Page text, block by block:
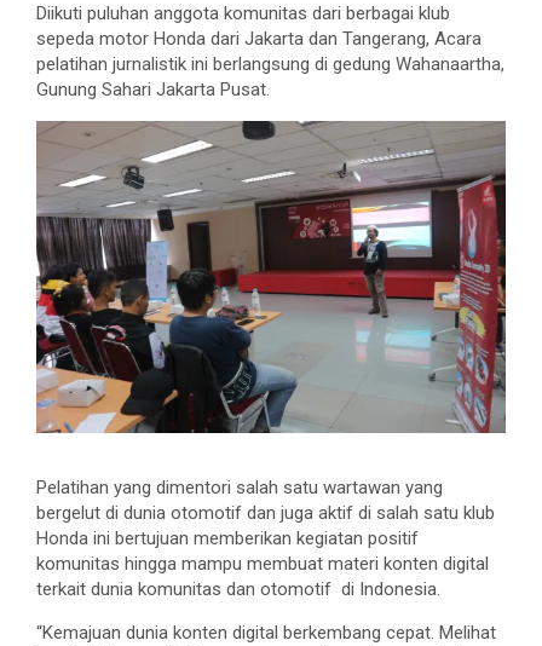
Diikuti puluhan anggota komunitas dari berbagai klub
sepeda motor Honda dari Jakarta dan Tangerang, Acara
pelatihan jurnalistik ini berlangsung di gedung Wahanaartha,
Gunung Sahari Jakarta Pusat.
Pelatihan yang dimentori salah satu wartawan yang
bergelut di dunia otomotif dan juga aktif di salah satu klub
Honda ini bertujuan memberikan kegiatan positif
komunitas hingga mampu membuat materi konten digital
terkait dunia komunitas dan otomotif di Indonesia.
“Kemajuan dunia konten digital berkembang cepat. Melihat